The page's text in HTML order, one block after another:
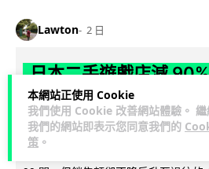
本網站正使用 Cookie
我們使用 Cookie 改善網站體驗。
我們的網站即表示您同意我們的
策 。
Lawton 2 日
日本二手遊戲店減
四成 "懷舊"在 Z 世代
感」
日本零售巨頭 GEO 將懷舊遊戲銷售